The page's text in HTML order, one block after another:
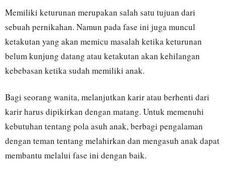
Memiliki keturunan merupakan salah satu tujuan dari
sebuah pernikahan. Namun pada fase ini juga muncul
ketakutan yang akan memicu masalah ketika keturunan
belum kunjung datang atau ketakutan akan kehilangan
kebebasan ketika sudah memiliki anak.
Bagi seorang wanita, melanjutkan karir atau berhenti dari
karir harus dipikirkan dengan matang. Untuk memenuhi
kebutuhan tentang pola asuh anak, berbagi pengalaman
dengan teman tentang melahirkan dan mengasuh anak dapat
membantu melalui fase ini dengan baik.